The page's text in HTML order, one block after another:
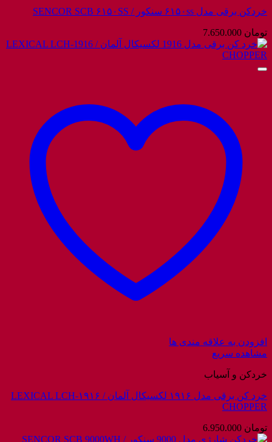
خردکن برقی مدل ۶۱۵۰ss سنکور / SENCOR SCB ۶۱۵۰SS
تومان
افزودن به علاقه مندی ها
مشاهده سریع
خردکن و آسیاب
خرد کن برقی مدل ۱۹۱۶ لکسیکال آلمان / LEXICAL LCH-۱۹۱۶
CHOPPER
تومان